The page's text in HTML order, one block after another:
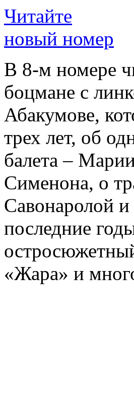
Читайте
новый номер
В 8-м номере
боцмане с
Абакумове,
трех лет, об
балета –
Сименона, о
Савонаролой
последние
«Жара» и